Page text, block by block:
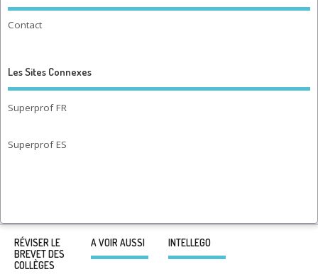
Contact
Les Sites Connexes
Superprof FR
Superprof ES
RÉVISER LE
BREVET DES
COLLÈGES
A VOIR AUSSI INTELLEGO